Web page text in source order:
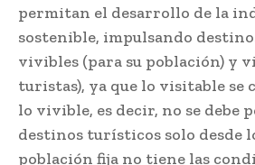
permitan el desarrollo de la
sostenible, impulsando
vivibles (para su población) y
turistas), ya que lo visitable se
lo vivible, es decir, no se debe
destinos turísticos solo desde
población fija no tiene las